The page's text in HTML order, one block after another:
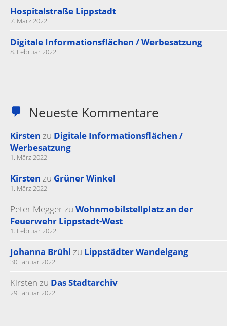
Hospitalstraße Lippstadt
7. März 2022
Digitale Informationsflächen / Werbesatzung
8. Februar 2022
Neueste Kommentare
Kirsten zu Digitale Informationsflächen /
Werbesatzung
1. März 2022
Kirsten zu Grüner Winkel
1. März 2022
Peter Megger zu Wohnmobilstellplatz an der
Feuerwehr Lippstadt-West
1. Februar 2022
Johanna Brühl zu Lippstädter Wandelgang
30. Januar 2022
Kirsten zu Das Stadtarchiv
29. Januar 2022